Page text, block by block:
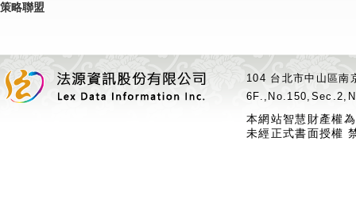
策略聯盟
104 台北市中山區
本網站智慧財產權
未經正式書面授權